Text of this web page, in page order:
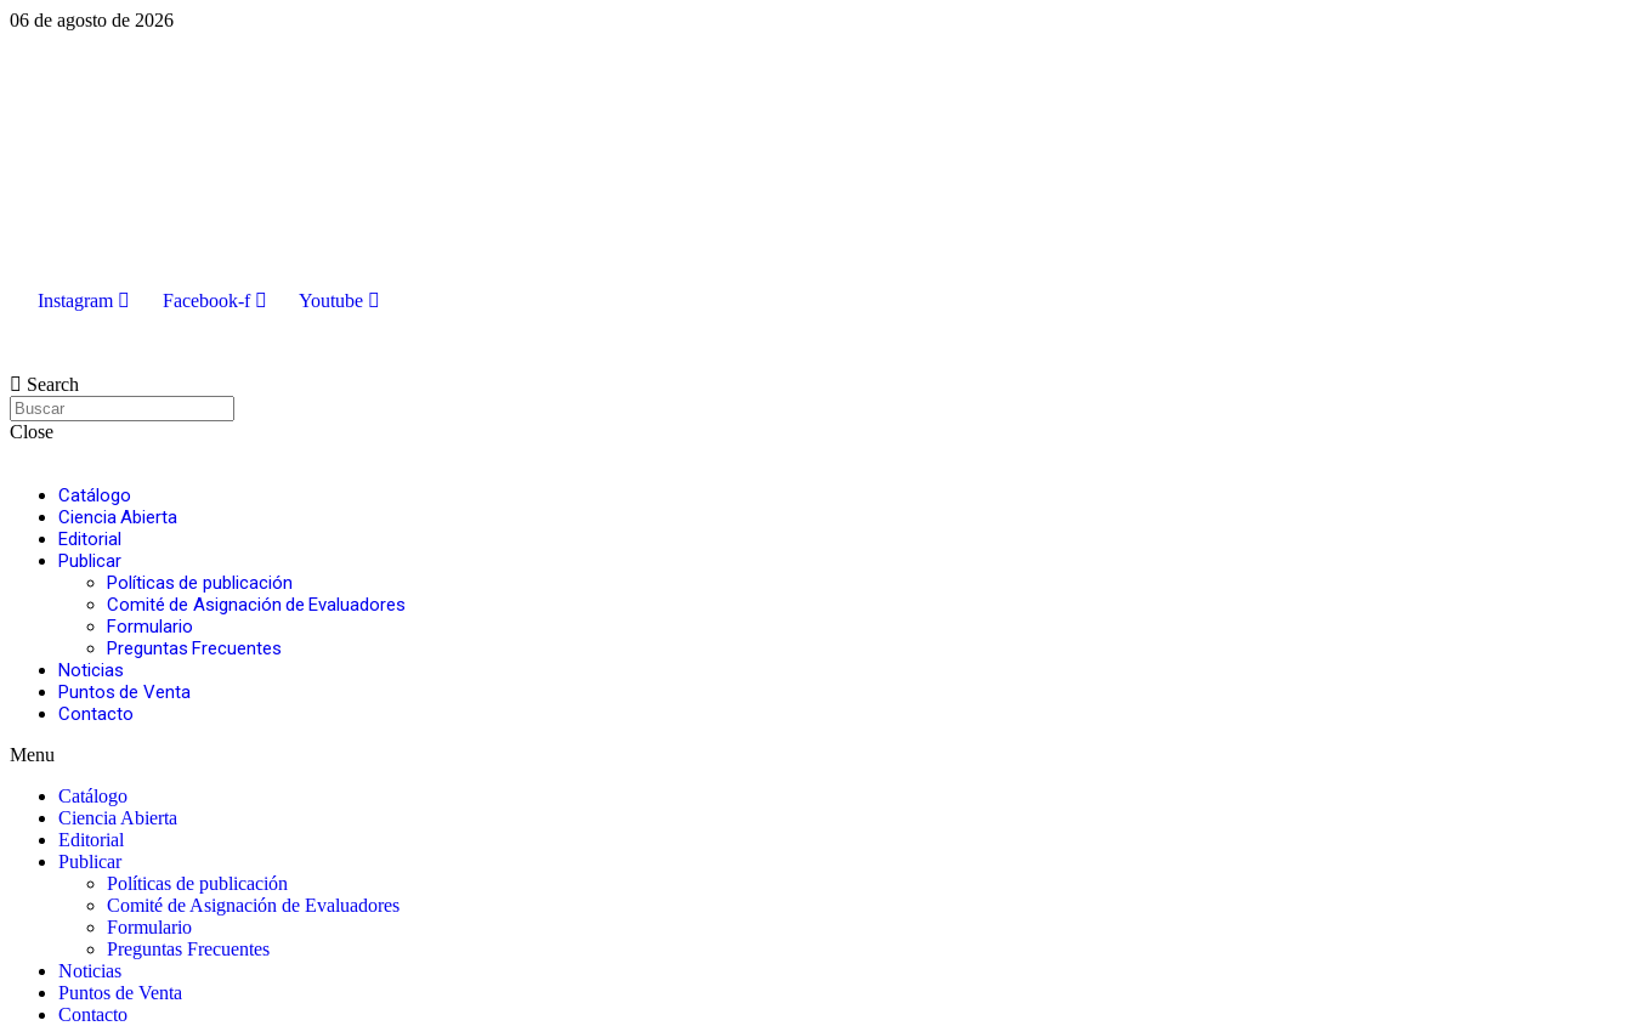
06 de agosto de 2026
Instagram Facebook-f Youtube
Search
Close
Catálogo
Ciencia Abierta
Editorial
Publicar
Políticas de publicación
Comité de Asignación de Evaluadores
Formulario
Preguntas Frecuentes
Noticias
Puntos de Venta
Contacto
Menu
Catálogo
Ciencia Abierta
Editorial
Publicar
Políticas de publicación
Comité de Asignación de Evaluadores
Formulario
Preguntas Frecuentes
Noticias
Puntos de Venta
Contacto